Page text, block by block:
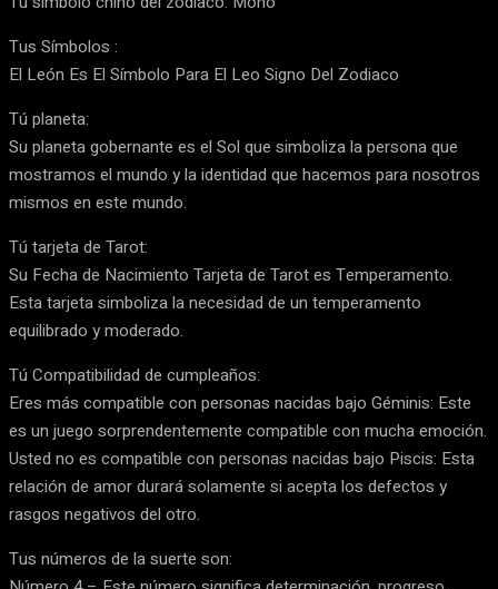
Tus Símbolos :
El León Es El Símbolo Para El Leo Signo Del Zodiaco
Tú planeta:
Su planeta gobernante es el Sol que simboliza la persona que
mostramos el mundo y la identidad que hacemos para nosotros
mismos en este mundo.
Tú tarjeta de Tarot:
Su Fecha de Nacimiento Tarjeta de Tarot es Temperamento.
Esta tarjeta simboliza la necesidad de un temperamento
equilibrado y moderado.
Tú Compatibilidad de cumpleaños:
Eres más compatible con personas nacidas bajo Géminis: Este
es un juego sorprendentemente compatible con mucha emoción.
Usted no es compatible con personas nacidas bajo Piscis: Esta
relación de amor durará solamente si acepta los defectos y
rasgos negativos del otro.
Tus números de la suerte son: